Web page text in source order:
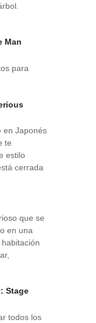
Man
para
en Japonés
te
estilo
cerrada
que se
en una
Stage
todos los